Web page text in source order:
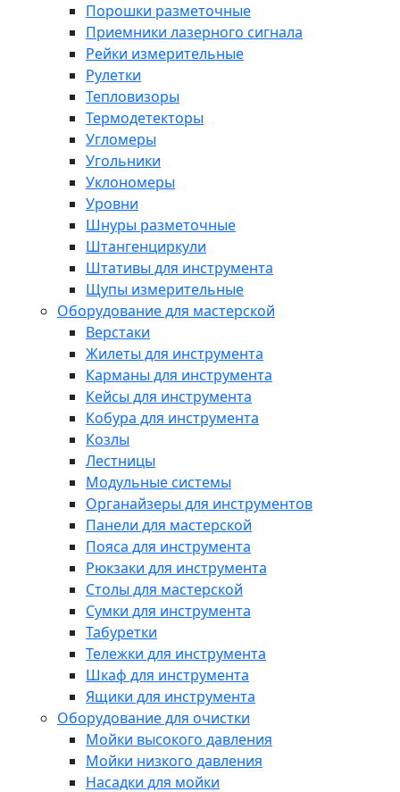
Порошки разметочные
Приемники лазерного сигнала
Рейки измерительные
Рулетки
Тепловизоры
Термодетекторы
Угломеры
Угольники
Уклономеры
Уровни
Шнуры разметочные
Штангенциркули
Штативы для инструмента
Щупы измерительные
Оборудование для мастерской
Верстаки
Жилеты для инструмента
Карманы для инструмента
Кейсы для инструмента
Кобура для инструмента
Козлы
Лестницы
Модульные системы
Органайзеры для инструментов
Панели для мастерской
Пояса для инструмента
Рюкзаки для инструмента
Столы для мастерской
Сумки для инструмента
Табуретки
Тележки для инструмента
Шкаф для инструмента
Ящики для инструмента
Оборудование для очистки
Мойки высокого давления
Мойки низкого давления
Насадки для мойки